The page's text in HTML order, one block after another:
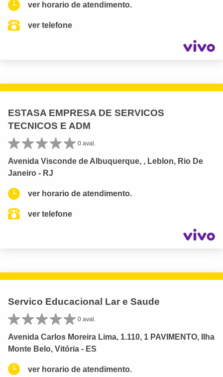
ver horario de atendimento.
ver telefone
ESTASA EMPRESA DE SERVICOS
TECNICOS E ADM
0 aval.
Avenida Visconde de Albuquerque, , Leblon, Rio De
Janeiro - RJ
ver horario de atendimento.
ver telefone
Servico Educacional Lar e Saude
0 aval.
Avenida Carlos Moreira Lima, 1.110, 1 PAVIMENTO, Ilha
Monte Belo, Vitória - ES
ver horario de atendimento.